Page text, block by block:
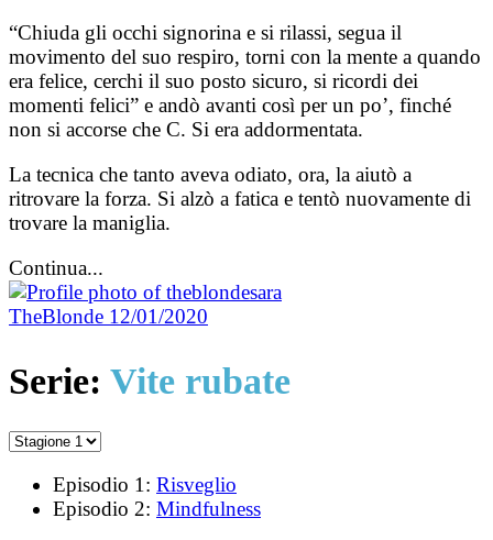
“Chiuda gli occhi signorina e si rilassi, segua il
movimento del suo respiro, torni con la mente a quando
era felice, cerchi il suo posto sicuro, si ricordi dei
momenti felici” e andò avanti così per un po’, finché
non si accorse che C. Si era addormentata.
La tecnica che tanto aveva odiato, ora, la aiutò a
ritrovare la forza. Si alzò a fatica e tentò nuovamente di
trovare la maniglia.
Continua...
TheBlonde 12/01/2020
Serie: Vite rubate
Episodio 1: Risveglio
Episodio 2: Mindfulness